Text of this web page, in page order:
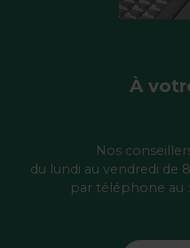
À
Nos
du lundi au vendredi de
par téléphone au :